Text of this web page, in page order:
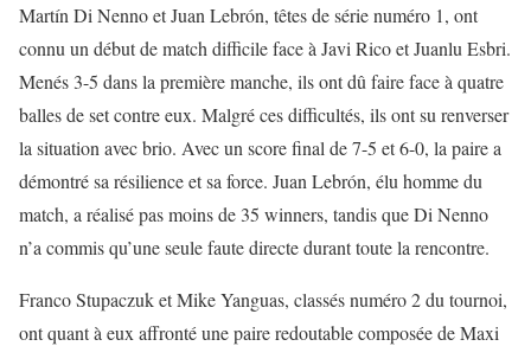
Martín Di Nenno et Juan Lebrón, têtes de série numéro 1, ont
connu un début de match difficile face à Javi Rico et Juanlu Esbri.
Menés 3-5 dans la première manche, ils ont dû faire face à quatre
balles de set contre eux. Malgré ces difficultés, ils ont su renverser
la situation avec brio. Avec un score final de 7-5 et 6-0, la paire a
démontré sa résilience et sa force. Juan Lebrón, élu homme du
match, a réalisé pas moins de 35 winners, tandis que Di Nenno
n’a commis qu’une seule faute directe durant toute la rencontre.
Franco Stupaczuk et Mike Yanguas, classés numéro 2 du tournoi,
ont quant à eux affronté une paire redoutable composée de Maxi